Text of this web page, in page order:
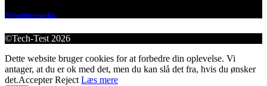
Nyhedsbrevsarkiv
©Tech-Test 2026
Dette website bruger cookies for at forbedre din oplevelse. Vi
antager, at du er ok med det, men du kan slå det fra, hvis du ønsker
det.Accepter Reject Læs mere